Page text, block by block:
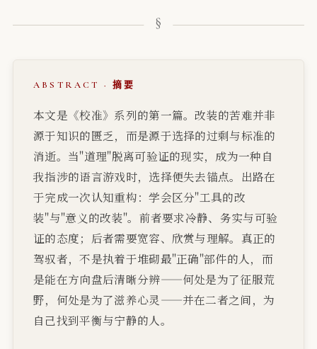
ABSTRACT · 摘要
本文是《校准》系列的第一篇。改装的苦难并非
源于知识的匮乏，而是源于选择的过剩与标准的
消逝。当"道理"脱离可验证的现实，成为一种自
我指涉的语言游戏时，选择便失去锚点。出路在
于完成一次认知重构：学会区分"工具的改
装"与"意义的改装"。前者要求冷静、务实与可验
证的态度；后者需要宽容、欣赏与理解。真正的
驾驭者，不是执着于堆砌最"正确"部件的人，而
是能在方向盘后清晰分辨——何处是为了征服荒
野，何处是为了滋养心灵——并在二者之间，为
自己找到平衡与宁静的人。